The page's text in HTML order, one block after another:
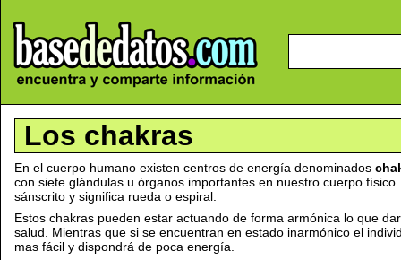
Los chakras
En el cuerpo humano existen centros de energía denominados
con siete glándulas u órganos importantes en nuestro cuerpo
sánscrito y significa rueda o espiral.
Estos chakras pueden estar actuando de forma armónica lo que
salud. Mientras que si se encuentran en estado inarmónico el
mas fácil y dispondrá de poca energía.